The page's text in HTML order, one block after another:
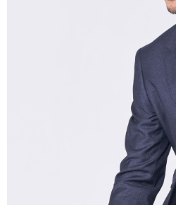
oleh AFTEE, sila jangan gunakan